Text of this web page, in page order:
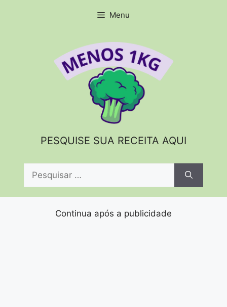
Menu
PESQUISE SUA RECEITA AQUI
Pesquisar
Continua após a publicidade